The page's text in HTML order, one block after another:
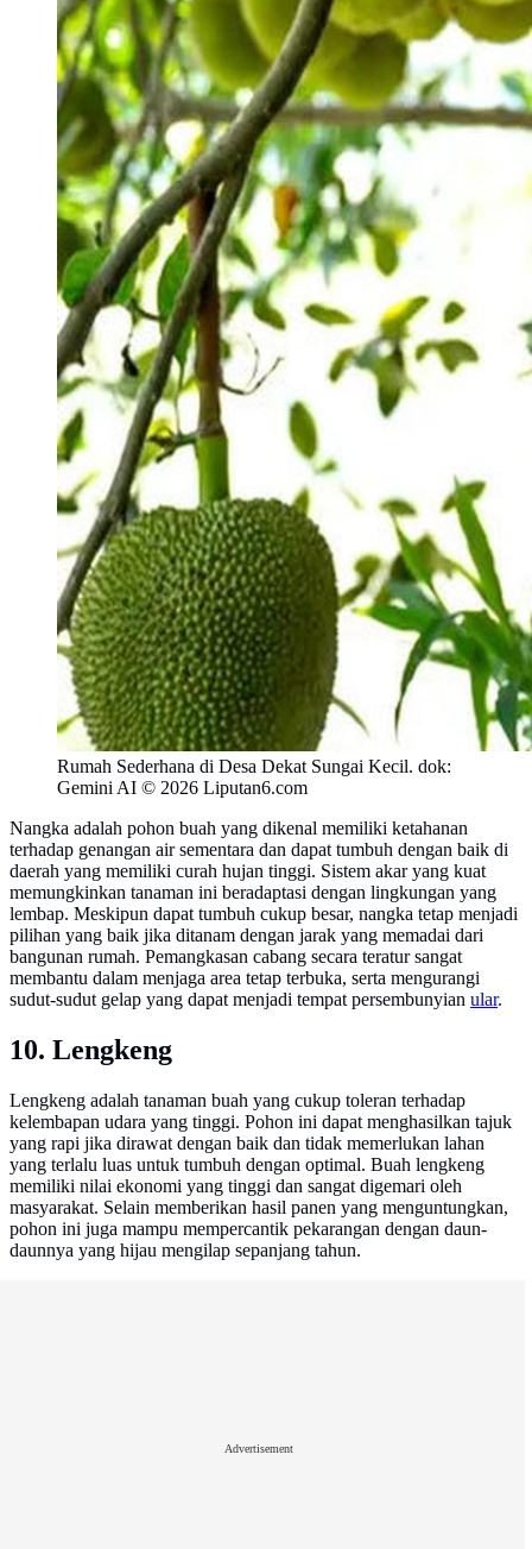
Rumah Sederhana di Desa Dekat Sungai Kecil. dok:
Gemini AI © 2026 Liputan6.com
Nangka adalah pohon buah yang dikenal memiliki ketahanan
terhadap genangan air sementara dan dapat tumbuh dengan baik di
daerah yang memiliki curah hujan tinggi. Sistem akar yang kuat
memungkinkan tanaman ini beradaptasi dengan lingkungan yang
lembap. Meskipun dapat tumbuh cukup besar, nangka tetap menjadi
pilihan yang baik jika ditanam dengan jarak yang memadai dari
bangunan rumah. Pemangkasan cabang secara teratur sangat
membantu dalam menjaga area tetap terbuka, serta mengurangi
sudut-sudut gelap yang dapat menjadi tempat persembunyian ular.
10. Lengkeng
Lengkeng adalah tanaman buah yang cukup toleran terhadap
kelembapan udara yang tinggi. Pohon ini dapat menghasilkan tajuk
yang rapi jika dirawat dengan baik dan tidak memerlukan lahan
yang terlalu luas untuk tumbuh dengan optimal. Buah lengkeng
memiliki nilai ekonomi yang tinggi dan sangat digemari oleh
masyarakat. Selain memberikan hasil panen yang menguntungkan,
pohon ini juga mampu mempercantik pekarangan dengan daun-
daunnya yang hijau mengilap sepanjang tahun.
Advertisement